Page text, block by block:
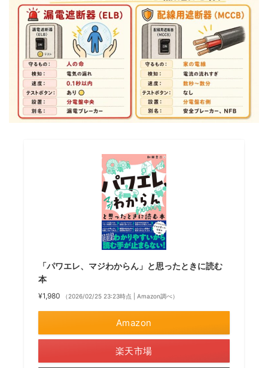
「パワエレ、マジわからん」と思ったときに読む
本
¥1,980 （2026/02/25 23:23時点 | Amazon調べ）
Amazon
楽天市場